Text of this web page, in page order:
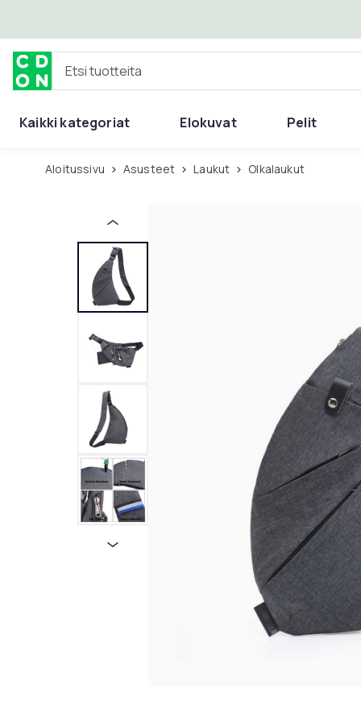
Etsi tuotteita
Kaikki kategoriat Elokuvat Pelit
Aloitussivu Asusteet Laukut Olkalaukut